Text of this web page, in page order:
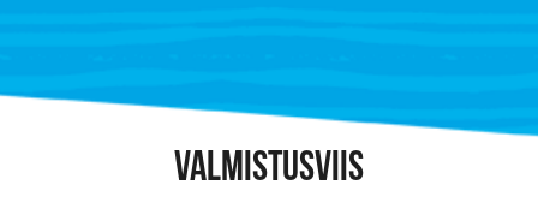
VALMISTUSVIIS